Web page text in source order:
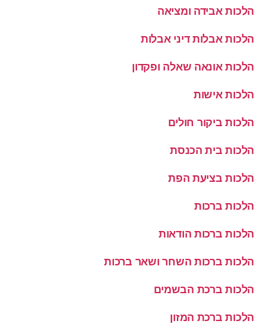
הלכות אבידה ומציאה
הלכות אבלות דיני אבלות
הלכות אונאה שאלה ופקדון
הלכות אישות
הלכות ביקור חולים
הלכות בית הכנסת
הלכות בציעת הפת
הלכות ברכות
הלכות ברכות הודאות
הלכות ברכות השחר ושאר ברכות
הלכות ברכת הבשמים
הלכות ברכת המזון